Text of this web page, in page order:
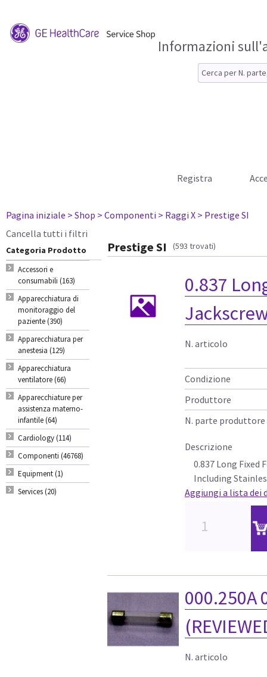
Informazioni
Registra
Pagina iniziale > Shop > Componenti > Raggi X > Prestige SI
Cancella tutti i filtri
Categoria Prodotto
Accessori e
consumabili (163)
Apparecchiatura di
monitoraggio del
paziente (390)
Apparecchiatura per
anestesia (129)
Apparecchiatura
ventilatore (66)
Apparecchiature per
assistenza materno-
infantile (64)
Cardiology (114)
Componenti (46768)
Equipment (1)
Services (20)
Prestige SI (593 trovati)
0.837
N. articolo
Condizione
Produttore
N. parte produttore
Descrizione
0.837 Long Fixed
Including
Aggiungi a lista dei
000.250A
N. articolo